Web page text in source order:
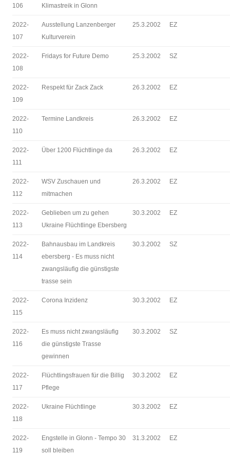
106
Klimastreik in Glonn
2022-
107
Ausstellung Lanzenberger
Kulturverein
25.3.2002 EZ
2022-
108
Fridays for Future Demo 25.3.2002 SZ
2022-
109
Respekt für Zack Zack 26.3.2002 EZ
2022-
110
Termine Landkreis 26.3.2002 EZ
2022-
111
Über 1200 Flüchtlinge da 26.3.2002 EZ
2022-
112
WSV Zuschauen und
mitmachen
26.3.2002 EZ
2022-
113
Geblieben um zu gehen
Ukraine Flüchtlinge Ebersberg
30.3.2002 EZ
2022-
114
Bahnausbau im Landkreis
ebersberg - Es muss nicht
zwangsläufig die günstigste
trasse sein
30.3.2002 SZ
2022-
115
Corona Inzidenz 30.3.2002 EZ
2022-
116
Es muss nicht zwangsläufig
die günstigste Trasse
gewinnen
30.3.2002 SZ
2022-
117
Flüchtlingsfrauen für die Billig
Pflege
30.3.2002 EZ
2022-
118
Ukraine Flüchtlinge 30.3.2002 EZ
2022-
119
Engstelle in Glonn - Tempo 30
soll bleiben
31.3.2002 EZ